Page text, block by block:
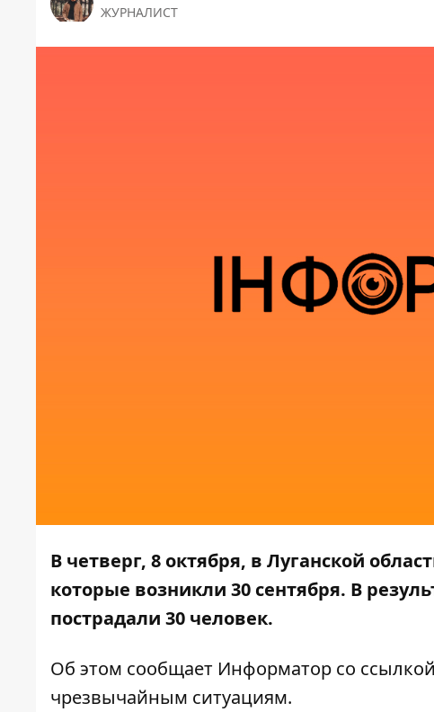
ЖУРНАЛИСТ
В четверг, 8 октября, в Луганской
которые возникли 30 сентября. В
пострадали 30 человек.
Об этом сообщает Информатор со
чрезвычайным ситуациям.